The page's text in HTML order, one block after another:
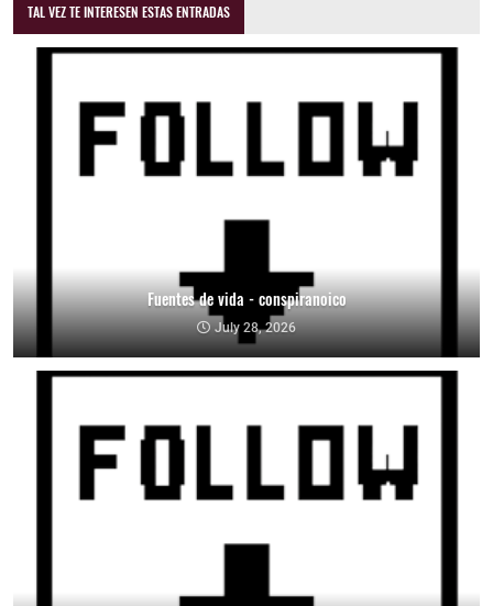
TAL VEZ TE INTERESEN ESTAS ENTRADAS
Fuentes de vida - conspiranoico
July 28, 2026